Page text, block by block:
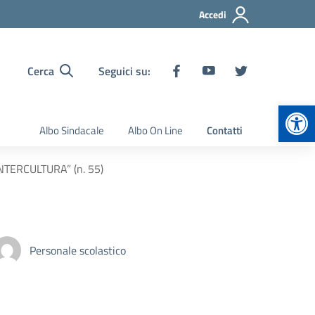
Accedi
Cerca Seguici su:
Albo Sindacale Albo On Line Contatti
(n. 55)
Personale scolastico